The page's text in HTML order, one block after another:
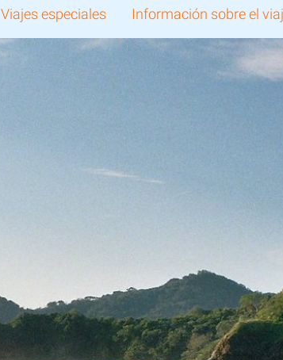
Viajes especiales Información sobre el